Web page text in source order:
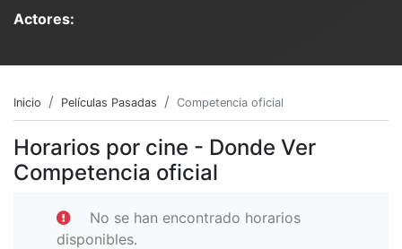
Actores:
Inicio Películas Pasadas Competencia oficial
Horarios por cine - Donde Ver
Competencia oficial
No se han encontrado horarios
disponibles.